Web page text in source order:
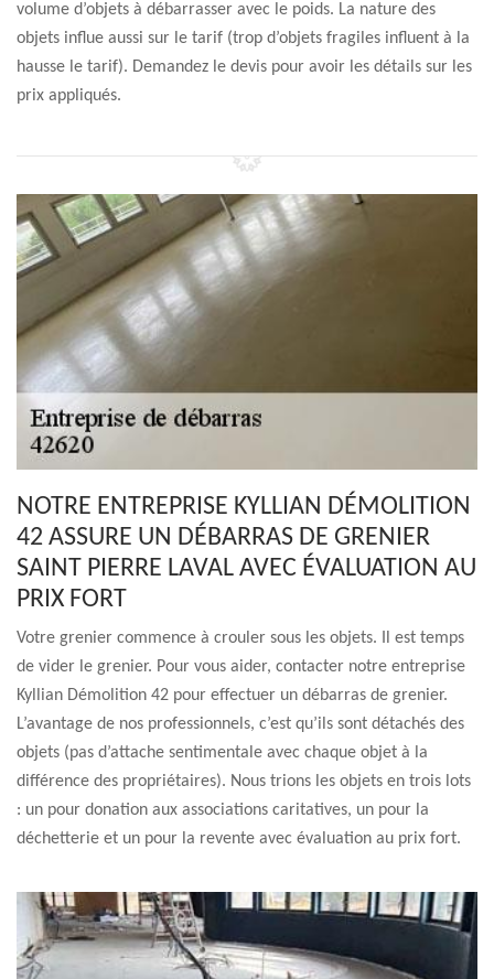
volume d’objets à débarrasser avec le poids. La nature des
objets influe aussi sur le tarif (trop d’objets fragiles influent à la
hausse le tarif). Demandez le devis pour avoir les détails sur les
prix appliqués.
NOTRE ENTREPRISE KYLLIAN DÉMOLITION
42 ASSURE UN DÉBARRAS DE GRENIER
SAINT PIERRE LAVAL AVEC ÉVALUATION AU
PRIX FORT
Votre grenier commence à crouler sous les objets. Il est temps
de vider le grenier. Pour vous aider, contacter notre entreprise
Kyllian Démolition 42 pour effectuer un débarras de grenier.
L’avantage de nos professionnels, c’est qu’ils sont détachés des
objets (pas d’attache sentimentale avec chaque objet à la
différence des propriétaires). Nous trions les objets en trois lots
: un pour donation aux associations caritatives, un pour la
déchetterie et un pour la revente avec évaluation au prix fort.